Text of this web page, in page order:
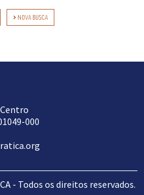
NOVA BUSCA
000
- Todos os direitos reservados.